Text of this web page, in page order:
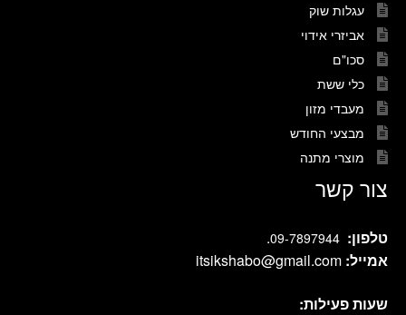
עגלות שוק
אביזרי אידוי
סכו"ם
כלי ששת
מעבדי מזון
מבצעי החודש
מוצרי מתנה
צור קשר
טלפון: 09-7897944
.
אמייל: itsikshabo@gmail.com
שעות פעילות: